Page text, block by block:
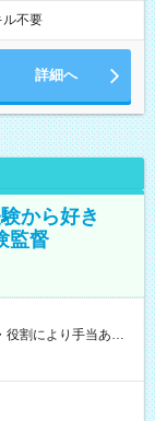
ル不要
詳細へ
から好き
監督
）オプションあ
で給与の一部を受け
時間） 時給1,300円